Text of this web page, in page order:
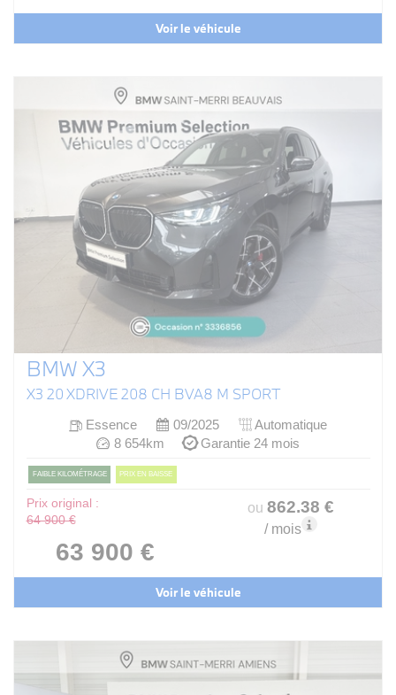
Voir le véhicule
BMW X3
X3 20 XDRIVE 208 CH BVA8 M SPORT
Essence 09/2025
Automatique
8 654km
Garantie 24 mois
FAIBLE KILOMÉTRAGE PRIX EN BAISSE
Prix original :
64 900 €
63 900 €
ou 862.38 €
/ mois
Voir le véhicule